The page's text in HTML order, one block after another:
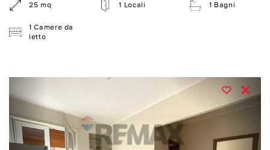
25 mq 1 Locali 1 Bagni
1 Camere da
letto